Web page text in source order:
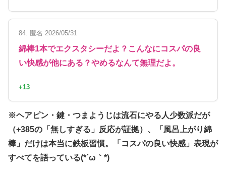
84. 匿名 2026/05/31
綿棒1本でエクスタシーだよ？こんなにコスパの良
い快感が他にある？やめるなんて無理だよ。
+13
※ヘアピン・鍵・つまようじは流石にやる人少数派だが
（+385の「無しすぎる」反応が証拠）、「風呂上がり綿
棒」だけは本当に鉄板習慣。「コスパの良い快感」表現が
すべてを語っている(*´ω｀*)